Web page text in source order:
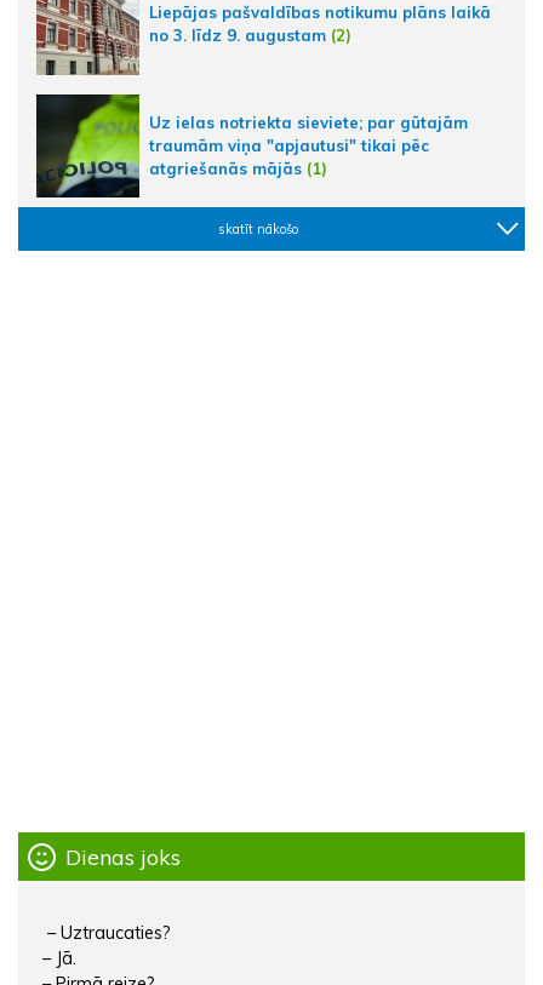
Liepājas pašvaldības notikumu plāns laikā
no 3. līdz 9. augustam (2)
Uz ielas notriekta sieviete; par gūtajām
traumām viņa "apjautusi" tikai pēc
atgriešanās mājās (1)
skatīt nākošo
Dienas joks
– Uztraucaties?
– Jā.